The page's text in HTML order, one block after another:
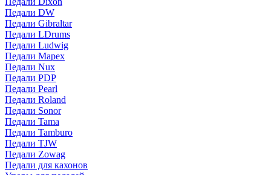
Педали DW
Педали Gibraltar
Педали LDrums
Педали Ludwig
Педали Mapex
Педали Nux
Педали PDP
Педали Pearl
Педали Roland
Педали Sonor
Педали Tama
Педали Tamburo
Педали TJW
Педали Zowag
Педали для кахонов